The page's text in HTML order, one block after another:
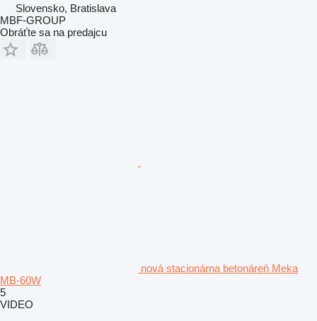
Slovensko, Bratislava
MBF-GROUP
Obráťte sa na predajcu
nová stacionárna betonáreň Meka
MB-60W
5
VIDEO